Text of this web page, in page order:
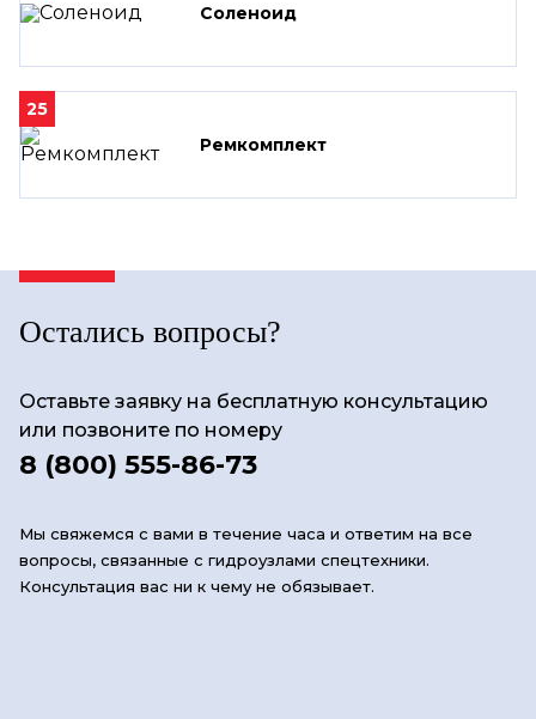
Соленоид
25
Ремкомплект
Остались вопросы?
Оставьте заявку на бесплатную консультацию
или позвоните по номеру
8 (800) 555-86-73
Мы свяжемся с вами в течение часа и ответим на все
вопросы, связанные с гидроузлами спецтехники.
Консультация вас ни к чему не обязывает.